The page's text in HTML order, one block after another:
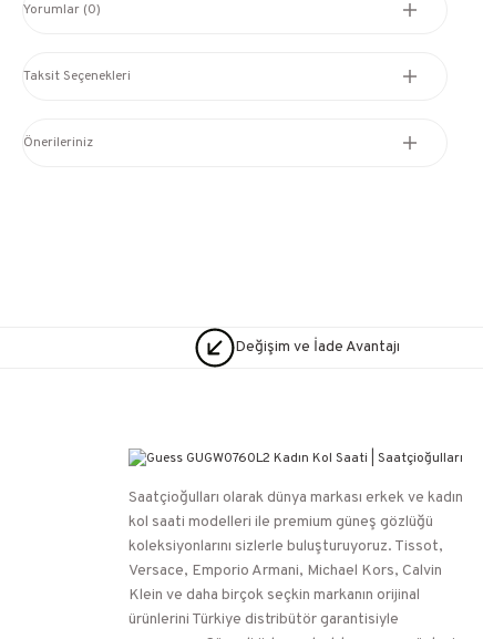
Yorumlar (0)
Taksit Seçenekleri
Önerileriniz
Değişim ve İade Avantajı
Saatçioğulları⁠ olarak dünya markası erkek ve kadın
kol saati modelleri ile premium güneş gözlüğü
koleksiyonlarını sizlerle buluşturuyoruz. Tissot,
Versace, Emporio Armani, Michael Kors, Calvin
Klein ve daha birçok seçkin markanın orijinal
ürünlerini Türkiye distribütör garantisiyle